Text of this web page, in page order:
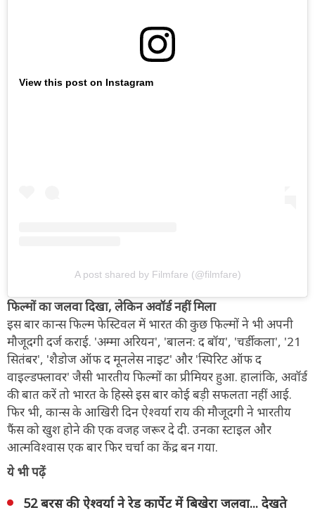
View this post on Instagram
A post shared by Filmfare (@filmfare)
फिल्मों का जलवा दिखा, लेकिन अवॉर्ड नहीं मिला
इस बार कान्स फिल्म फेस्टिवल में भारत की कुछ फिल्मों ने भी अपनी
मौजूदगी दर्ज कराई. 'अम्मा अरियन', 'बालन: द बॉय', 'चर्डीकला', '21
सितंबर', 'शैडोज ऑफ द मूनलेस नाइट' और 'स्पिरिट ऑफ द
वाइल्डफ्लावर' जैसी भारतीय फिल्मों का प्रीमियर हुआ. हालांकि, अवॉर्ड
की बात करें तो भारत के हिस्से इस बार कोई बड़ी सफलता नहीं आई.
फिर भी, कान्स के आखिरी दिन ऐश्वर्या राय की मौजूदगी ने भारतीय
फैंस को खुश होने की एक वजह जरूर दे दी. उनका स्टाइल और
आत्मविश्वास एक बार फिर चर्चा का केंद्र बन गया.
ये भी पढ़ें
52 बरस की ऐश्वर्या ने रेड कार्पेट में बिखेरा जलवा... देखते